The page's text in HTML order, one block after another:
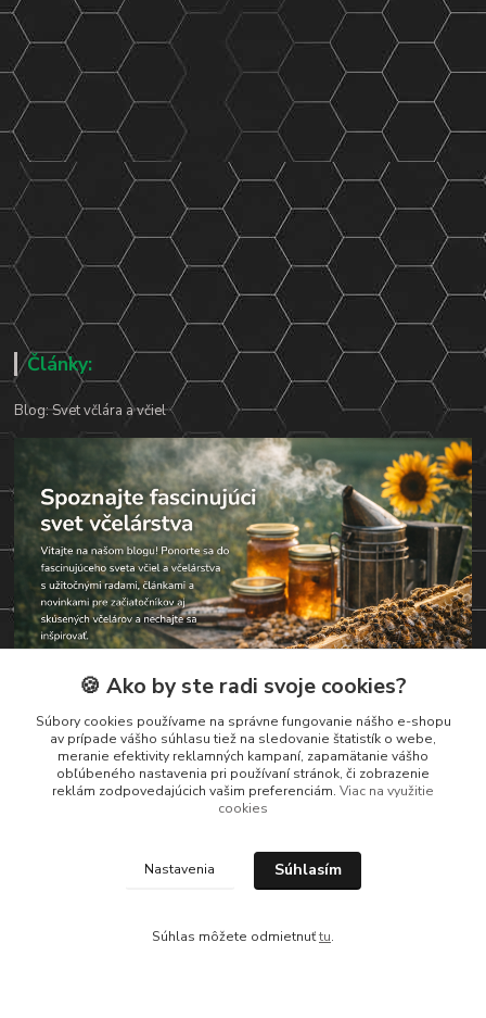
Články:
Blog: Svet včlára a včiel
+421 919 037 687
vcelarstvotrizuliak@centrum.sk
🍪 Ako by ste radi svoje cookies?
Súbory cookies používame na správne fungovanie nášho e-shopu
av prípade vášho súhlasu tiež na sledovanie štatistík o webe,
meranie efektivity reklamných kampaní, zapamätanie vášho
obľúbeného nastavenia pri používaní stránok, či zobrazenie
reklám zodpovedajúcich vašim preferenciám. Viac na využitie
cookies
Nastavenia Súhlasím
Súhlas môžete odmietnuťtu.